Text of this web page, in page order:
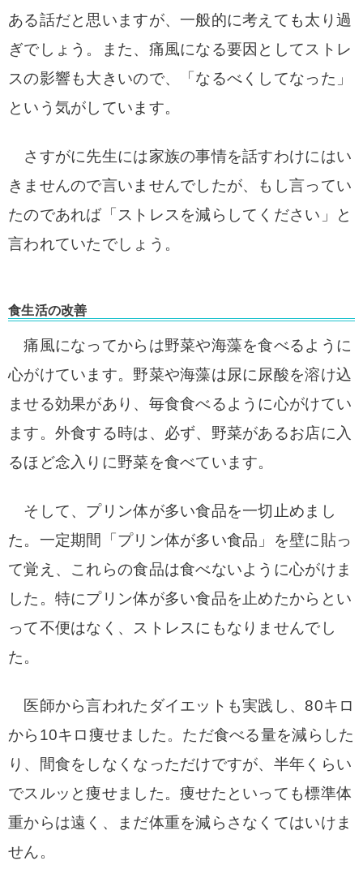
ある話だと思いますが、一般的に考えても太り過
ぎでしょう。また、痛風になる要因としてストレ
スの影響も大きいので、「なるべくしてなった」
という気がしています。
さすがに先生には家族の事情を話すわけにはい
きませんので言いませんでしたが、もし言ってい
たのであれば「ストレスを減らしてください」と
言われていたでしょう。
食生活の改善
痛風になってからは野菜や海藻を食べるように
心がけています。野菜や海藻は尿に尿酸を溶け込
ませる効果があり、毎食食べるように心がけてい
ます。 外食する時は、必ず、野菜があるお店に入
るほど念入りに野菜を食べています。
そして、プリン体が多い食品を一切止めまし
た。一定期間「プリン体が多い食品」を壁に貼っ
て覚え、これらの食品は食べないように心がけま
した。特にプリン体が多い食品を止めたからとい
って不便はなく、ストレスにもなりませんでし
た。
医師から言われたダイエットも実践し、80キロ
から10キロ痩せました。ただ食べる量を減らした
り、間食をしなくなっただけですが、半年くらい
でスルッと痩せました。痩せたといっても標準体
重からは遠く、まだ体重を減らさなくてはいけま
せん。